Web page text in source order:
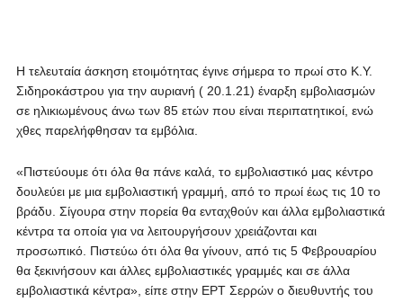
Η τελευταία άσκηση ετοιμότητας έγινε σήμερα το πρωί στο Κ.Υ.
Σιδηροκάστρου για την αυριανή ( 20.1.21) έναρξη εμβολιασμών
σε ηλικιωμένους άνω των 85 ετών που είναι περιπατητικοί, ενώ
χθες παρελήφθησαν τα εμβόλια.
«Πιστεύουμε ότι όλα θα πάνε καλά, το εμβολιαστικό μας κέντρο
δουλεύει με μια εμβολιαστική γραμμή, από το πρωί έως τις 10 το
βράδυ. Σίγουρα στην πορεία θα ενταχθούν και άλλα εμβολιαστικά
κέντρα τα οποία για να λειτουργήσουν χρειάζονται και
προσωπικό. Πιστεύω ότι όλα θα γίνουν, από τις 5 Φεβρουαρίου
θα ξεκινήσουν και άλλες εμβολιαστικές γραμμές και σε άλλα
εμβολιαστικά κέντρα», είπε στην ΕΡΤ Σερρών ο διευθυντής του